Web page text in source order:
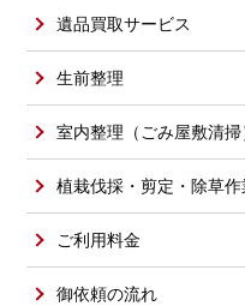
遺品買取サービス
生前整理
室内整理（ごみ屋敷清掃
植栽伐採・剪定・除草作
ご利用料金
御依頼の流れ